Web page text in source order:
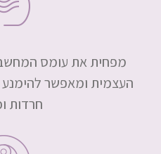
מפחית את עומס
העצמית ומאפשר
חרדות